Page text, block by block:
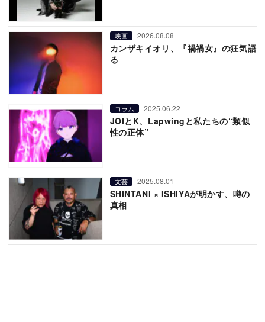
映画 2026.08.08
カンザキイオリ、『禍禍女』の狂気語
る
コラム 2025.06.22
JOIとK、Lapwingと私たちの“類似
性の正体”
文芸 2025.08.01
SHINTANI × ISHIYAが明かす、噂の
真相